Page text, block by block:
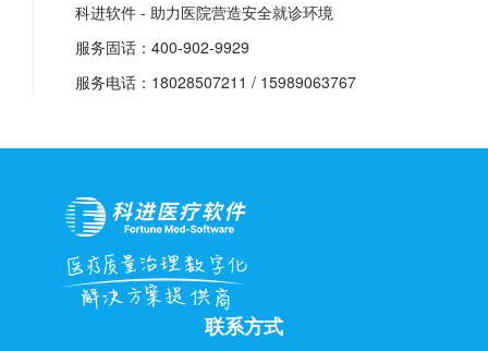
科进软件 - 助力医院营造安全就诊环境
服务固话：400-902-9929
服务电话：18028507211 / 15989063767
联系方式